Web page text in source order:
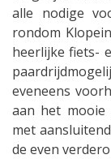
alle nodige
rondom
heerlijke fiets-
eveneens
aan het mooie
met
de even